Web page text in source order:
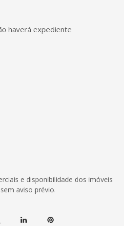
haverá expediente
e disponibilidade dos imóveis
aviso prévio.
Linkedin Pinterest